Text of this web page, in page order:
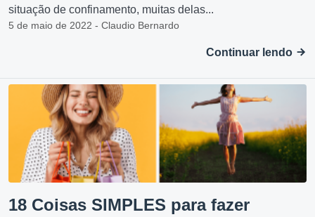
situação de confinamento, muitas delas...
5 de maio de 2022 - Claudio Bernardo
Continuar lendo
18 Coisas SIMPLES para fazer